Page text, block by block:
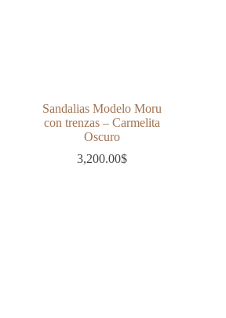
Sandalias Modelo Moru
con trenzas – Carmelita
Oscuro
3,200.00$